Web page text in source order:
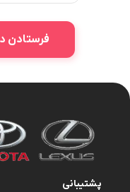
پشتیبانی